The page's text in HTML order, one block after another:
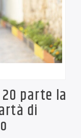
parte la
di